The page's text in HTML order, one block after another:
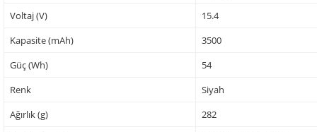
Voltaj (V)
15.4
Kapasite (mAh)
3500
Güç (Wh)
54
Renk
Siyah
Ağırlık (g)
282